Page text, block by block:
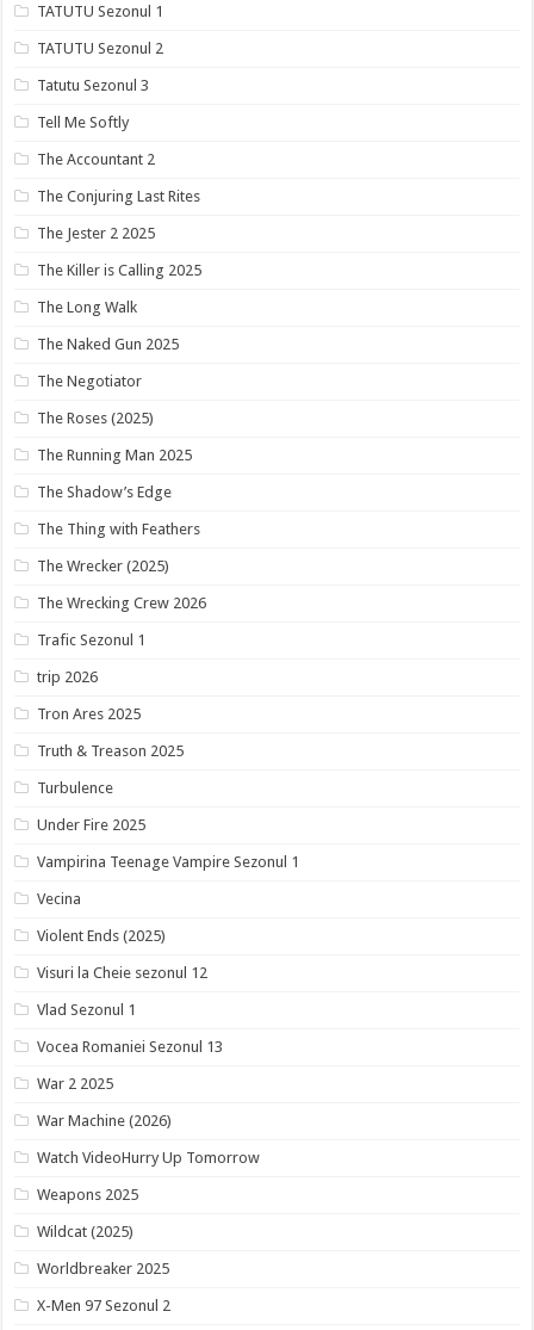
TATUTU Sezonul 1
TATUTU Sezonul 2
Tatutu Sezonul 3
Tell Me Softly
The Accountant 2
The Conjuring Last Rites
The Jester 2 2025
The Killer is Calling 2025
The Long Walk
The Naked Gun 2025
The Negotiator
The Roses (2025)
The Running Man 2025
The Shadow’s Edge
The Thing with Feathers
The Wrecker (2025)
The Wrecking Crew 2026
Trafic Sezonul 1
trip 2026
Tron Ares 2025
Truth & Treason 2025
Turbulence
Under Fire 2025
Vampirina Teenage Vampire Sezonul 1
Vecina
Violent Ends (2025)
Visuri la Cheie sezonul 12
Vlad Sezonul 1
Vocea Romaniei Sezonul 13
War 2 2025
War Machine (2026)
Watch VideoHurry Up Tomorrow
Weapons 2025
Wildcat (2025)
Worldbreaker 2025
X-Men 97 Sezonul 2